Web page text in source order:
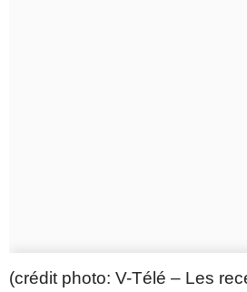
(crédit photo: V-Télé – Les